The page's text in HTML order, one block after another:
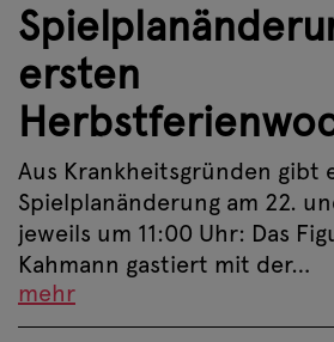
ersten
Aus Krankheitsgründen gibt
Spielplanänderung am 22.
jeweils um 11:00 Uhr: Das
Kahmann gastiert mit der…
mehr